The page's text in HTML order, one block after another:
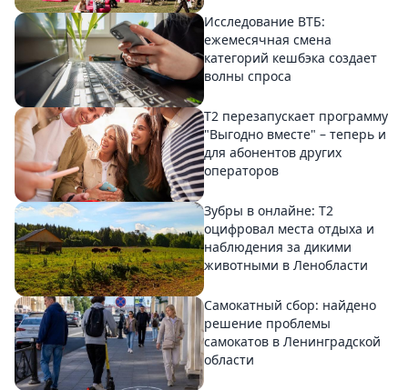
Исследование ВТБ:
ежемесячная смена
категорий кешбэка создает
волны спроса
Т2 перезапускает программу
"Выгодно вместе" – теперь и
для абонентов других
операторов
Зубры в онлайне: Т2
оцифровал места отдыха и
наблюдения за дикими
животными в Ленобласти
Самокатный сбор: найдено
решение проблемы
самокатов в Ленинградской
области